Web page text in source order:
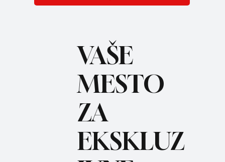
REC
VAŠE
MESTO
ZA
EKSKLUZ